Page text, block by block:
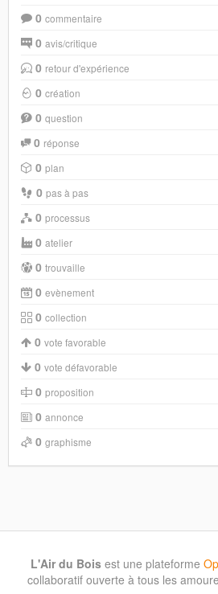
0 commentaire
0 avis/critique
0 retour d'expérience
0 création
0 question
0 réponse
0 plan
0 pas à pas
0 processus
0 atelier
0 trouvaille
0 evènement
0 collection
0 vote favorable
0 vote défavorable
0 proposition
0 annonce
0 graphisme
L'Air du Bois est une plateforme
collaboratif ouverte à tous les